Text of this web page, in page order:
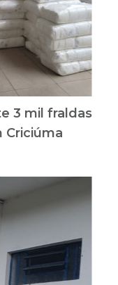
3 mil fraldas
Criciúma